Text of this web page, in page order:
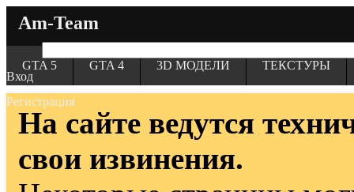
Am-Team
Вход
Регистрация
GTA 5 GTA 4 3D МОДЕЛИ ТЕКСТУРЫ
На сайте ведутся
свои извинения.